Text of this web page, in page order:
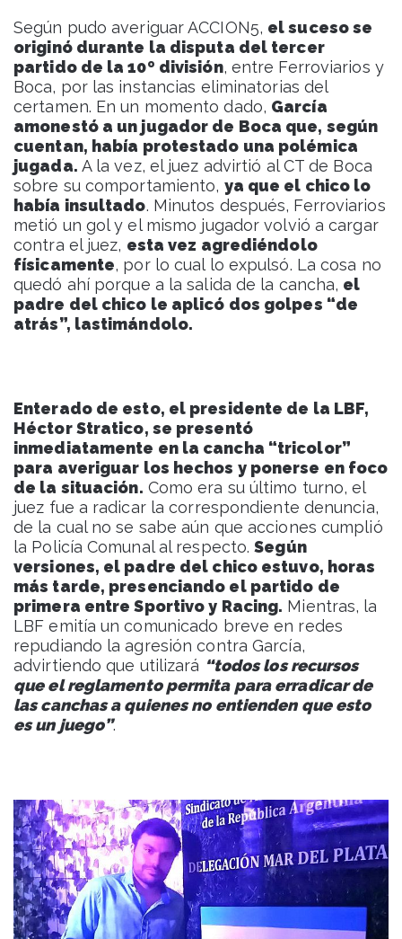
Según pudo averiguar ACCION5, el suceso se
originó durante la disputa del tercer
partido de la 10º división, entre Ferroviarios y
Boca, por las instancias eliminatorias del
certamen. En un momento dado, García
amonestó a un jugador de Boca que, según
cuentan, había protestado una polémica
jugada. A la vez, el juez advirtió al CT de Boca
sobre su comportamiento, ya que el chico lo
había insultado. Minutos después, Ferroviarios
metió un gol y el mismo jugador volvió a cargar
contra el juez, esta vez agrediéndolo
físicamente, por lo cual lo expulsó. La cosa no
quedó ahí porque a la salida de la cancha, el
padre del chico le aplicó dos golpes “de
atrás”, lastimándolo.
Enterado de esto, el presidente de la LBF,
Héctor Stratico, se presentó
inmediatamente en la cancha “tricolor”
para averiguar los hechos y ponerse en foco
de la situación. Como era su último turno, el
juez fue a radicar la correspondiente denuncia,
de la cual no se sabe aún que acciones cumplió
la Policía Comunal al respecto.Según
versiones, el padre del chico estuvo, horas
más tarde, presenciando el partido de
primera entre Sportivo y Racing. Mientras, la
LBF emitía un comunicado breve en redes
repudiando la agresión contra García,
advirtiendo que utilizará “todos los recursos
que el reglamento permita para erradicar de
las canchas a quienes no entienden que esto
es un juego”.